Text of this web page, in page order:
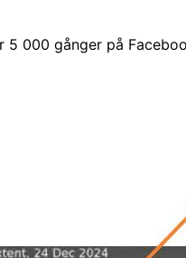
000 gånger på